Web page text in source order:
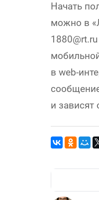
Начать
можно в
в web-
и зависят